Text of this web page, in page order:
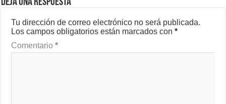
Deja una respuesta
Tu dirección de correo electrónico no será publicada.
Los campos obligatorios están marcados con*
Comentario*